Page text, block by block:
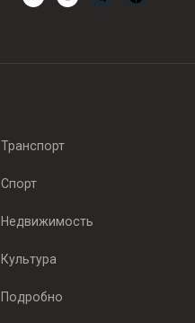
Транспорт
Спорт
Недвижимость
Культура
Подробно